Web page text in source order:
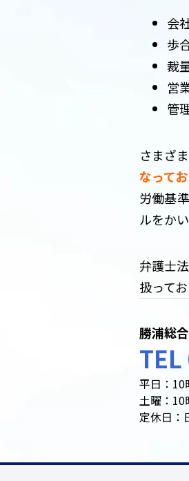
会
歩
裁
営
管
さまざ
なって
労働基
ルをか
弁護士
扱って
勝浦総
平日：10
土曜：10
定休日：